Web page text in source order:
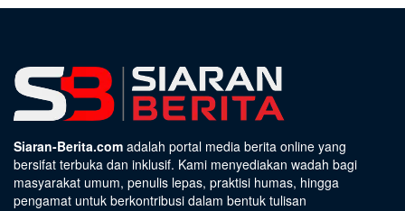
Siaran-Berita.com adalah portal media berita online yang
bersifat terbuka dan inklusif. Kami menyediakan wadah bagi
masyarakat umum, penulis lepas, praktisi humas, hingga
pengamat untuk berkontribusi dalam bentuk tulisan